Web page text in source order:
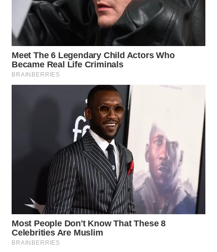
WN
LABUHANBATU
TAPANULI
TENGAH
WN
KARAWANG
WN